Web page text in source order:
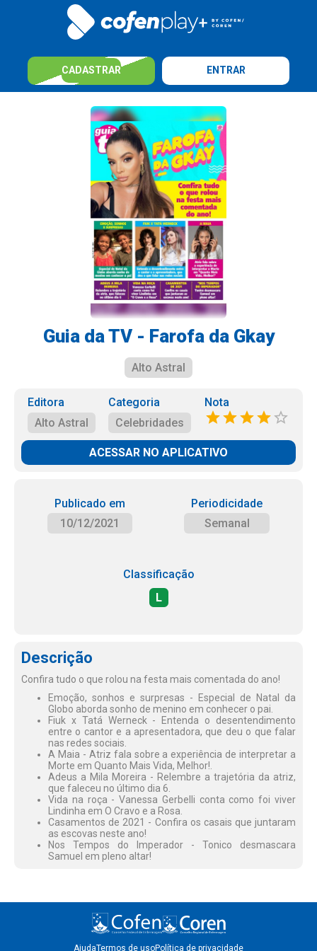
CADASTRAR ENTRAR
Guia da TV - Farofa da Gkay
Alto Astral
Editora
Alto Astral
Categoria
Celebridades
Nota
ACESSAR NO APLICATIVO
Publicado em
10/12/2021
Periodicidade
Semanal
Classificação
L
Descrição
Confira tudo o que rolou na festa mais comentada do ano!
Emoção, sonhos e surpresas - Especial de Natal da
Globo aborda sonho de menino em conhecer o pai.
Fiuk x Tatá Werneck - Entenda o desentendimento
entre o cantor e a apresentadora, que deu o que falar
nas redes sociais.
A Maia - Atriz fala sobre a experiência de interpretar a
Morte em Quanto Mais Vida, Melhor!.
Adeus a Mila Moreira - Relembre a trajetória da atriz,
que faleceu no último dia 6.
Vida na roça - Vanessa Gerbelli conta como foi viver
Lindinha em O Cravo e a Rosa.
Casamentos de 2021 - Confira os casais que juntaram
as escovas neste ano!
Nos Tempos do Imperador - Tonico desmascara
Samuel em pleno altar!
AjudaTermos de usoPolítica de privacidade